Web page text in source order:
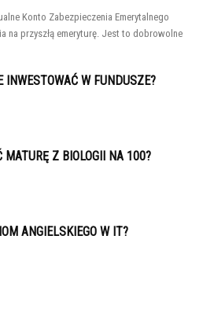
Konto Zabezpieczenia Emerytalnego
na przyszłą emeryturę. Jest to dobrowolne
INWESTOWAĆ W FUNDUSZE?
MATURĘ Z BIOLOGII NA 100?
ANGIELSKIEGO W IT?